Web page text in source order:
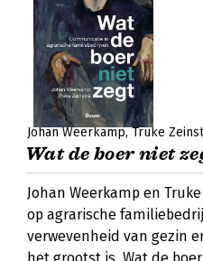
Johan Weerkamp Truke
Wat de boer niet
Johan Weerkamp en
op agrarische
verwevenheid van gezin